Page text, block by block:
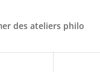
des ateliers philo